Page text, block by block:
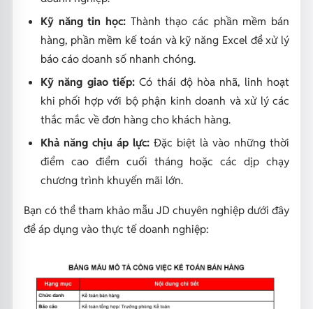
Kỹ năng tin học:Thành thạo các phần mềm bán
hàng, phần mềm kế toán và kỹ năng Excel để xử lý
báo cáo doanh số nhanh chóng.
Kỹ năng giao tiếp:Có thái độ hòa nhã, linh hoạt
khi phối hợp với bộ phận kinh doanh và xử lý các
thắc mắc về đơn hàng cho khách hàng.
Khả năng chịu áp lực:Đặc biệt là vào những thời
điểm cao điểm cuối tháng hoặc các dịp chạy
chương trình khuyến mãi lớn.
Bạn có thể tham khảo mẫu JD chuyên nghiệp dưới đây
để áp dụng vào thực tế doanh nghiệp: